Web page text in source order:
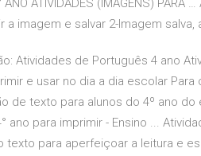
ANO ATIVIDADES (IMAGENS)
a imagem e salvar 2-Imagem
Atividades de Português 4 ano
e usar no dia a dia escolar
de texto para alunos do 4º ano
ano para imprimir - Ensino ...
texto para aperfeiçoar a leitura e